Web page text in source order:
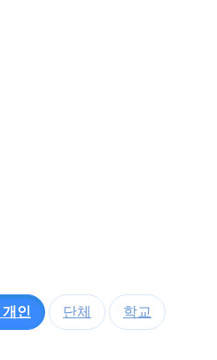
개인 단체 학교